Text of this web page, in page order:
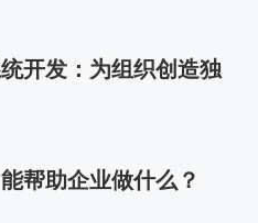
开发：为组织创造独
帮助企业做什么？